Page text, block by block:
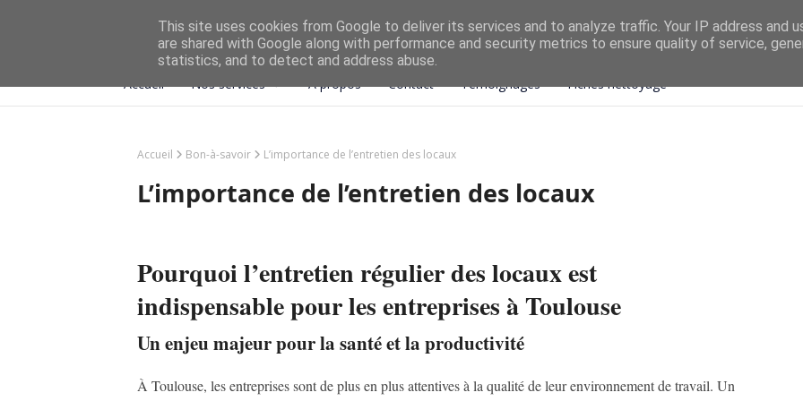
Accueil Nos services À propos Contact Témoignages Fiches nettoyage
Accueil Bon-à-savoir L’importance de l’entretien des locaux
L’importance de l’entretien des locaux
Pourquoi l’entretien régulier des locaux est
indispensable pour les entreprises à Toulouse
Un enjeu majeur pour la santé et la productivité
À Toulouse, les entreprises sont de plus en plus attentives à la qualité de leur environnement de travail. Un
This site uses cookies from Google to deliver its services and to analyze traffic. Your IP address and
are shared with Google along with performance and security metrics to ensure quality of service,
statistics, and to detect and address abuse.